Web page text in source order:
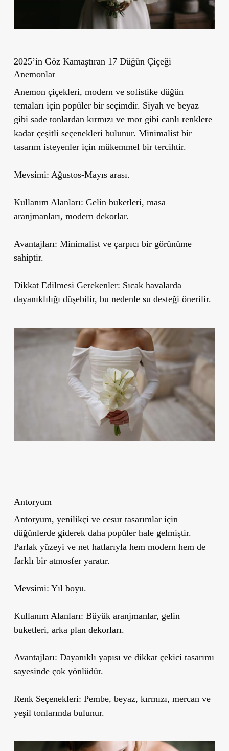
2025’in Göz Kamaştıran 17 Düğün Çiçeği –
Anemonlar
Anemon çiçekleri, modern ve sofistike düğün
temaları için popüler bir seçimdir. Siyah ve beyaz
gibi sade tonlardan kırmızı ve mor gibi canlı renklere
kadar çeşitli seçenekleri bulunur. Minimalist bir
tasarım isteyenler için mükemmel bir tercihtir.
Mevsimi: Ağustos-Mayıs arası.
Kullanım Alanları: Gelin buketleri, masa
aranjmanları, modern dekorlar.
Avantajları: Minimalist ve çarpıcı bir görünüme
sahiptir.
Dikkat Edilmesi Gerekenler: Sıcak havalarda
dayanıklılığı düşebilir, bu nedenle su desteği önerilir.
Antoryum
Antoryum, yenilikçi ve cesur tasarımlar için
düğünlerde giderek daha popüler hale gelmiştir.
Parlak yüzeyi ve net hatlarıyla hem modern hem de
farklı bir atmosfer yaratır.
Mevsimi: Yıl boyu.
Kullanım Alanları: Büyük aranjmanlar, gelin
buketleri, arka plan dekorları.
Avantajları: Dayanıklı yapısı ve dikkat çekici tasarımı
sayesinde çok yönlüdür.
Renk Seçenekleri: Pembe, beyaz, kırmızı, mercan ve
yeşil tonlarında bulunur.